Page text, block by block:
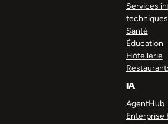
Services
techniques
Santé
Éducation
Hôtellerie
IA
AgentHub
Enterprise